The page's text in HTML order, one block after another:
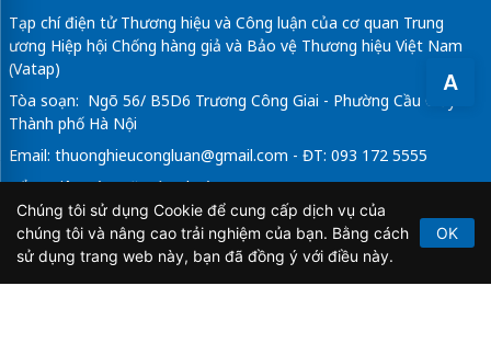
A
Tạp chí điện tử Thương hiệu và Công luận của cơ quan Trung
ương Hiệp hội Chống hàng giả và Bảo vệ Thương hiệu Việt Nam
(Vatap)
Tòa soạn: Ngõ 56/ B5D6 Trương Công Giai - Phường Cầu Giấy -
Thành phố Hà Nội
Email: thuonghieucongluan@gmail.com - ĐT: 093 172 5555
Tổng Biên Tập: Vũ Đức Thuận
Giấy phép hoạt động báo chí điện tử số 64/GP-BTTTT do Bộ
Thông tin và Truyền thông cấp ngày 21/2/2020.
Chúng tôi sử dụng Cookie để cung cấp dịch vụ của
chúng tôi và nâng cao trải nghiệm của bạn. Bằng cách
sử dụng trang web này, bạn đã đồng ý với điều này.
OK